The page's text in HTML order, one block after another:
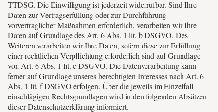
TTDSG. Die Einwilligung ist jederzeit widerrufbar. Sind Ihre
Daten zur Vertragserfüllung oder zur Durchführung
vorvertraglicher Maßnahmen erforderlich, verarbeiten wir Ihre
Daten auf Grundlage des Art. 6 Abs. 1 lit. b DSGVO. Des
Weiteren verarbeiten wir Ihre Daten, sofern diese zur Erfüllung
einer rechtlichen Verpflichtung erforderlich sind auf Grundlage
von Art. 6 Abs. 1 lit. c DSGVO. Die Datenverarbeitung kann
ferner auf Grundlage unseres berechtigten Interesses nach Art. 6
Abs. 1 lit. f DSGVO erfolgen. Über die jeweils im Einzelfall
einschlägigen Rechtsgrundlagen wird in den folgenden Absätzen
dieser Datenschutzerklärung informiert.